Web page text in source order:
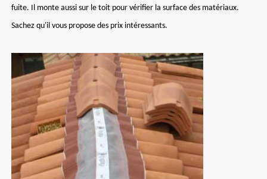
fuite. Il monte aussi sur le toit pour vérifier la surface des matériaux.
Sachez qu'il vous propose des prix intéressants.